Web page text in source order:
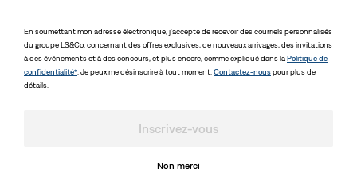
En soumettant mon adresse électronique, j'accepte de recevoir des courriels personnalisés
du groupe LS&Co. concernant des offres exclusives, de nouveaux arrivages, des invitations
à des événements et à des concours, et plus encore, comme expliqué dans laPolitique de
confidentialité* . Je peux me désinscrire à tout moment. Contactez-nouspour plus de
détails.
Inscrivez-vous
Non merci